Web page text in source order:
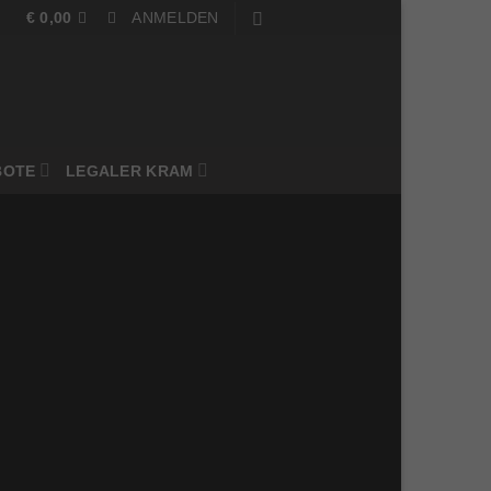
€ 0,00 ANMELDEN
LEGALER KRAM